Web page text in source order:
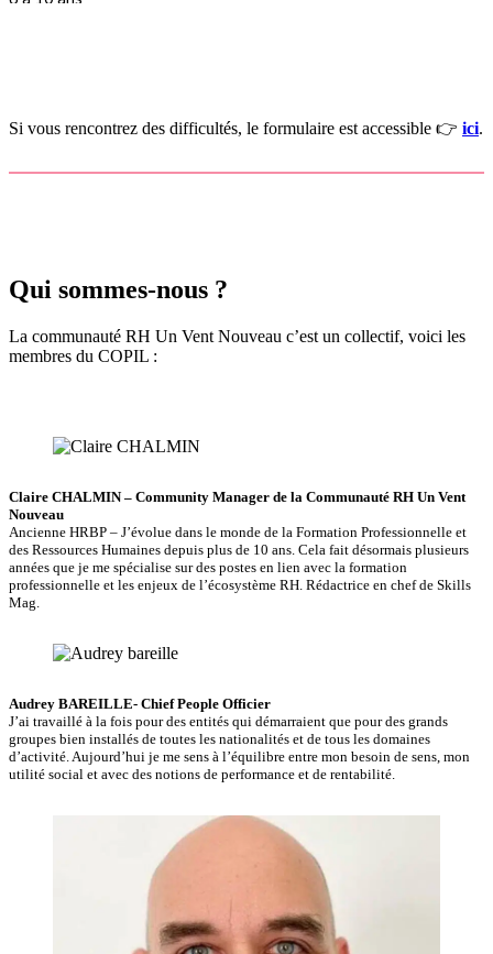
Si vous rencontrez des difficultés, le formulaire est accessible 👉 ici.
Qui sommes-nous ?
La communauté RH Un Vent Nouveau c’est un collectif, voici les
membres du COPIL :
Claire CHALMIN – Community Manager de la Communauté RH Un Vent
Nouveau
Ancienne HRBP – J’évolue dans le monde de la Formation Professionnelle et
des Ressources Humaines depuis plus de 10 ans. Cela fait désormais plusieurs
années que je me spécialise sur des postes en lien avec la formation
professionnelle et les enjeux de l’écosystème RH. Rédactrice en chef de Skills
Mag.
Audrey BAREILLE- Chief People Officier
J’ai travaillé à la fois pour des entités qui démarraient que pour des grands
groupes bien installés de toutes les nationalités et de tous les domaines
d’activité. Aujourd’hui je me sens à l’équilibre entre mon besoin de sens, mon
utilité social et avec des notions de performance et de rentabilité.